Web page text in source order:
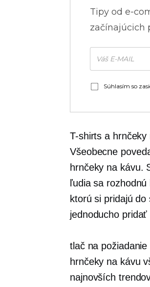
Tipy od e-
začínajúcich
Súhlasím so
T-shirts a hrnčeky
Všeobecne
hrnčeky na kávu.
ľudia sa
ktorú si pridajú
jednoducho
tlač na požiadanie
hrnčeky na kávu
najnovších